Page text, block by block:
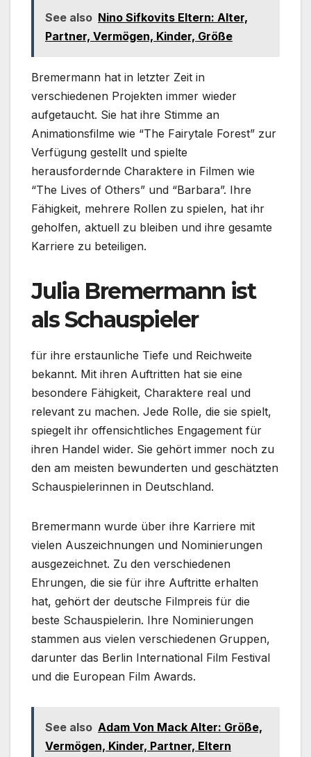
See also Nino Sifkovits Eltern: Alter,
Partner, Vermögen, Kinder, Größe
Bremermann hat in letzter Zeit in
verschiedenen Projekten immer wieder
aufgetaucht. Sie hat ihre Stimme an
Animationsfilme wie “The Fairytale Forest” zur
Verfügung gestellt und spielte
herausfordernde Charaktere in Filmen wie
“The Lives of Others” und “Barbara”. Ihre
Fähigkeit, mehrere Rollen zu spielen, hat ihr
geholfen, aktuell zu bleiben und ihre gesamte
Karriere zu beteiligen.
Julia Bremermann ist
als Schauspieler
für ihre erstaunliche Tiefe und Reichweite
bekannt. Mit ihren Auftritten hat sie eine
besondere Fähigkeit, Charaktere real und
relevant zu machen. Jede Rolle, die sie spielt,
spiegelt ihr offensichtliches Engagement für
ihren Handel wider. Sie gehört immer noch zu
den am meisten bewunderten und geschätzten
Schauspielerinnen in Deutschland.
Bremermann wurde über ihre Karriere mit
vielen Auszeichnungen und Nominierungen
ausgezeichnet. Zu den verschiedenen
Ehrungen, die sie für ihre Auftritte erhalten
hat, gehört der deutsche Filmpreis für die
beste Schauspielerin. Ihre Nominierungen
stammen aus vielen verschiedenen Gruppen,
darunter das Berlin International Film Festival
und die European Film Awards.
See also Adam Von Mack Alter: Größe,
Vermögen, Kinder, Partner, Eltern